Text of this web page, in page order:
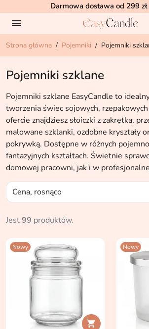
Darmowa dostawa od 299
menu
Strona główna Pojemniki Pojemniki
Pojemniki szklane
Pojemniki szklane EasyCandle to
tworzenia świec sojowych,
ofercie znajdziesz słoiczki z zakrętką,
malowane szklanki, ozdobne kryształy
pokrywką. Dostępne w różnych
fantazyjnych kształtach. Świetnie
domowej pracowni, jak i w
Jest 99 produktów.
Cena, rosnąco
Nowy

Nowy